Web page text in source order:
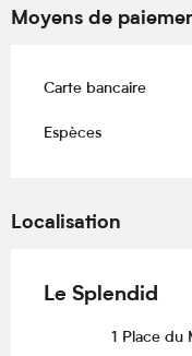
Moyens de
Carte bancaire
Espèces
Localisation
Le Splendid
1 Place du